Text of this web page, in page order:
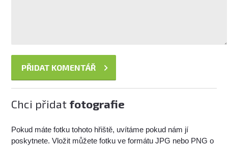
Chci přidat fotografie
Pokud máte fotku tohoto hřiště, uvítáme pokud nám jí
poskytnete. Vložit můžete fotku ve formátu JPG nebo PNG o